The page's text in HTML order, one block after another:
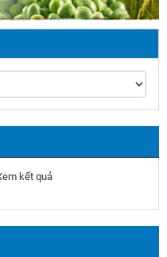
kết quả